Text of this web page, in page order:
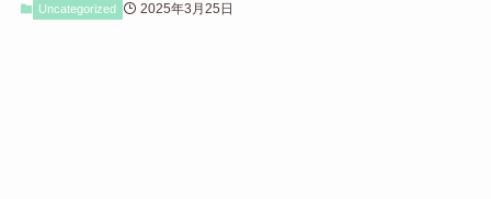
Uncategorized 2025年3月25日